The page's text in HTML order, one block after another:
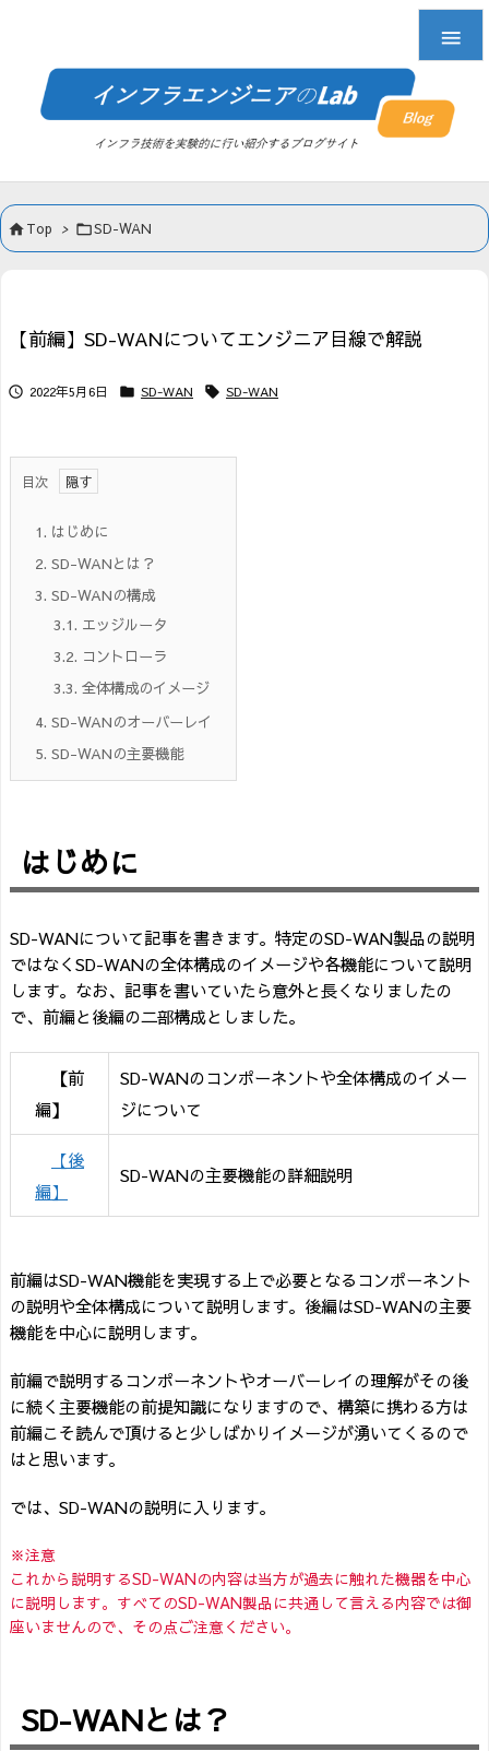

Top > SD-WAN
【前編】SD-WANについてエンジニア目線で解説
 2022年5月6日  SD-WAN  SD-WAN
目次
1. はじめに
2. SD-WANとは？
3. SD-WANの構成
3.1. エッジルータ
3.2. コントローラ
3.3. 全体構成のイメージ
4. SD-WANのオーバーレイ
5. SD-WANの主要機能
はじめに
SD-WANについて記事を書きます。特定のSD-WAN製品の説明
ではなくSD-WANの全体構成のイメージや各機能について説明
します。なお、記事を書いていたら意外と長くなりましたの
で、前編と後編の二部構成としました。
【前
編】
SD-WANのコンポーネントや全体構成のイメー
ジについて
【後
編】
SD-WANの主要機能の詳細説明
前編はSD-WAN機能を実現する上で必要となるコンポーネント
の説明や全体構成について説明します。後編はSD-WANの主要
機能を中心に説明します。
前編で説明するコンポーネントやオーバーレイの理解がその後
に続く主要機能の前提知識になりますので、構築に携わる方は
前編こそ読んで頂けると少しばかりイメージが湧いてくるので
はと思います。
では、SD-WANの説明に入ります。
※注意
これから説明するSD-WANの内容は当方が過去に触れた機器を中心
に説明します。すべてのSD-WAN製品に共通して言える内容では御
座いませんので、その点ご注意ください。
SD-WANとは？